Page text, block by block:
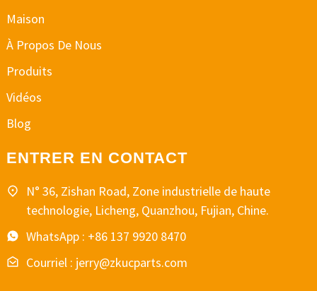
Maison
À Propos De Nous
Produits
Vidéos
Blog
ENTRER EN CONTACT
N° 36, Zishan Road, Zone industrielle de haute
technologie, Licheng, Quanzhou, Fujian, Chine.
WhatsApp : +86 137 9920 8470
Courriel : jerry@zkucparts.com